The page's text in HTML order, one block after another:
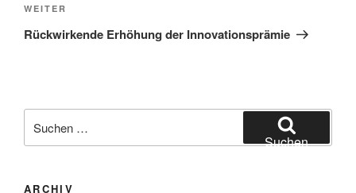
Nächster
Beitrag
WEITER
Rückwirkende Erhöhung der Innovationsprämie
nach:
Suchen
ARCHIV